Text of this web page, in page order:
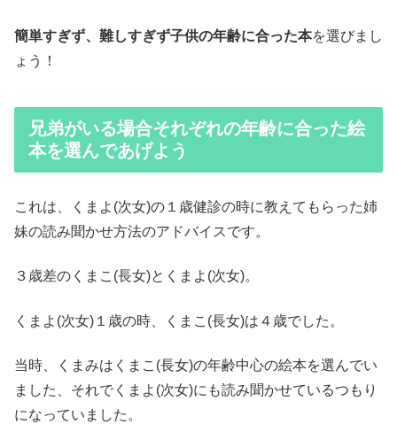
簡単すぎず、難しすぎず子供の年齢に合った本を選びまし
ょう！
兄弟がいる場合それぞれの年齢に合った絵
本を選んであげよう
これは、くまよ(次女)の１歳健診の時に教えてもらった姉
妹の読み聞かせ方法のアドバイスです。
３歳差のくまこ(長女)とくまよ(次女)。
くまよ(次女)１歳の時、くまこ(長女)は４歳でした。
当時、くまみはくまこ(長女)の年齢中心の絵本を選んでい
ました、それでくまよ(次女)にも読み聞かせているつもり
になっていました。